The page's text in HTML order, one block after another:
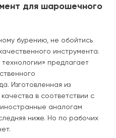
для шарошечного
бурению, не обойтись
инструмента.
предлагает
Изготовленная из
в соответствии с
аналогам
ниже. Но по рабочих